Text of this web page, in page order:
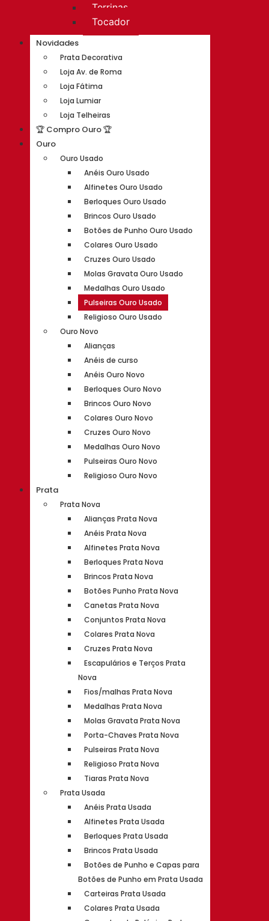
Terrinas
Tocador
Novidades
Prata Decorativa
Loja Av. de Roma
Loja Fátima
Loja Lumiar
Loja Telheiras
🏆 Compro Ouro 🏆
Ouro
Ouro Usado
Anéis Ouro Usado
Alfinetes Ouro Usado
Berloques Ouro Usado
Brincos Ouro Usado
Botões de Punho Ouro Usado
Colares Ouro Usado
Cruzes Ouro Usado
Molas Gravata Ouro Usado
Medalhas Ouro Usado
Pulseiras Ouro Usado
Religioso Ouro Usado
Ouro Novo
Alianças
Anéis de curso
Anéis Ouro Novo
Berloques Ouro Novo
Brincos Ouro Novo
Colares Ouro Novo
Cruzes Ouro Novo
Medalhas Ouro Novo
Pulseiras Ouro Novo
Religioso Ouro Novo
Prata
Prata Nova
Alianças Prata Nova
Anéis Prata Nova
Alfinetes Prata Nova
Berloques Prata Nova
Brincos Prata Nova
Botões Punho Prata Nova
Canetas Prata Nova
Conjuntos Prata Nova
Colares Prata Nova
Cruzes Prata Nova
Escapulários e Terços Prata
Nova
Fios/malhas Prata Nova
Medalhas Prata Nova
Molas Gravata Prata Nova
Porta-Chaves Prata Nova
Pulseiras Prata Nova
Religioso Prata Nova
Tiaras Prata Nova
Prata Usada
Anéis Prata Usada
Alfinetes Prata Usada
Berloques Prata Usada
Brincos Prata Usada
Botões de Punho e Capas para
Botões de Punho em Prata Usada
Carteiras Prata Usada
Colares Prata Usada